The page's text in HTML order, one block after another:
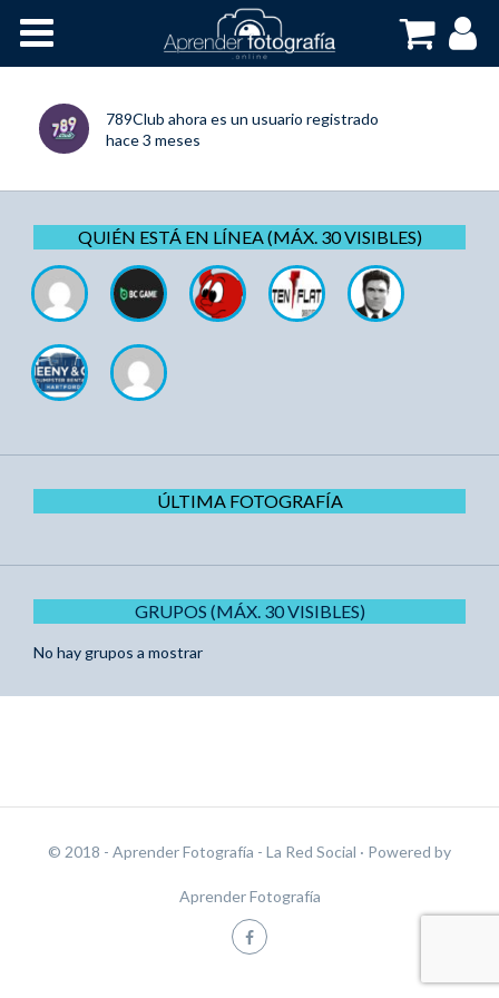
Cursos OnLine
789Club ahora es un usuario registrado
hace 3 meses
QUIÉN ESTÁ EN LÍNEA (MÁX. 30 VISIBLES)
ÚLTIMA FOTOGRAFÍA
GRUPOS (MÁX. 30 VISIBLES)
No hay grupos a mostrar
© 2018 - Aprender Fotografía - La Red Social · Powered by
Aprender Fotografía